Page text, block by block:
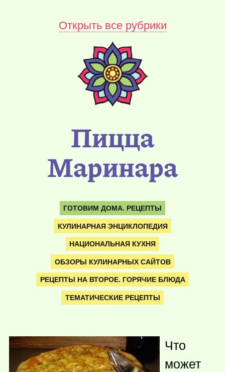
Открыть все рубрики
Пицца
Маринара
ГОТОВИМ ДОМА. РЕЦЕПТЫ
КУЛИНАРНАЯ ЭНЦИКЛОПЕДИЯ
НАЦИОНАЛЬНАЯ КУХНЯ
ОБЗОРЫ КУЛИНАРНЫХ САЙТОВ
РЕЦЕПТЫ НА ВТОРОЕ. ГОРЯЧИЕ БЛЮДА
ТЕМАТИЧЕСКИЕ РЕЦЕПТЫ
Что
может